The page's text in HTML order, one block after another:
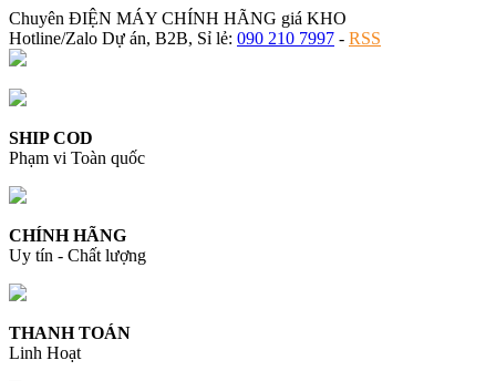
Chuyên ĐIỆN MÁY CHÍNH HÃNG giá KHO
Hotline/Zalo Dự án, B2B, Sỉ lẻ: 090 210 7997 - RSS
SHIP COD
Phạm vi Toàn quốc
CHÍNH HÃNG
Uy tín - Chất lượng
THANH TOÁN
Linh Hoạt